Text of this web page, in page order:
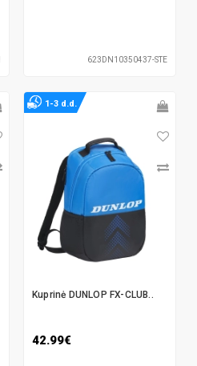
623DN10350437-STE
Kuprinė DUNLOP FX-CLUB..
42.99€
1-3 d.d.